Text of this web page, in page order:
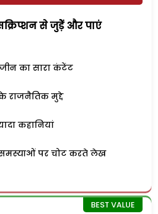
से जुड़ेें और पाएं
का सारा कंटेंट
राजनैतिक मुद्दे
कहानियां
पर चोट करते लेख